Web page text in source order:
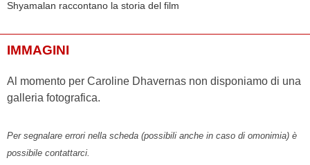
Shyamalan raccontano la storia del film
IMMAGINI
Al momento per Caroline Dhavernas non disponiamo di una
galleria fotografica.
Per segnalare errori nella scheda (possibili anche in caso di omonimia) è
possibile contattarci.